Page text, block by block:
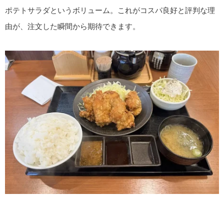
ポテトサラダというボリューム。これがコスパ良好と評判な理
由が、注文した瞬間から期待できます。